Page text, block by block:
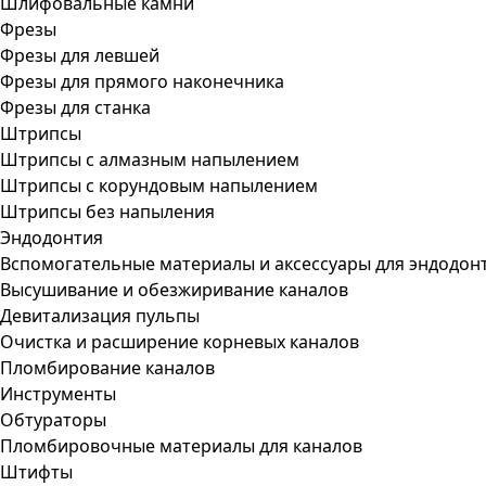
Фрезы
Фрезы для левшей
Фрезы для прямого наконечника
Фрезы для станка
Штрипсы
Штрипсы c алмазным напылением
Штрипсы c корундовым напылением
Штрипсы без напыления
Эндодонтия
Вспомогательные материалы и аксессуары для
Высушивание и обезжиривание каналов
Девитализация пульпы
Очистка и расширение корневых каналов
Пломбирование каналов
Инструменты
Обтураторы
Пломбировочные материалы для каналов
Штифты